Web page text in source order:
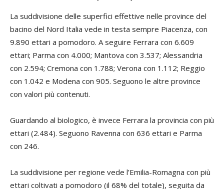
La suddivisione delle superfici effettive nelle province del
bacino del Nord Italia vede in testa sempre Piacenza, con
9.890 ettari a pomodoro. A seguire Ferrara con 6.609
ettari; Parma con 4.000; Mantova con 3.537; Alessandria
con 2.594; Cremona con 1.788; Verona con 1.112; Reggio
con 1.042 e Modena con 905. Seguono le altre province
con valori più contenuti.
Guardando al biologico, è invece Ferrara la provincia con più
ettari (2.484). Seguono Ravenna con 636 ettari e Parma
con 246.
La suddivisione per regione vede l’Emilia-Romagna con più
ettari coltivati a pomodoro (il 68% del totale), seguita da